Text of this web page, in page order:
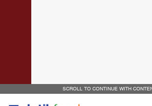
SCROLL TO CONTINUE WITH